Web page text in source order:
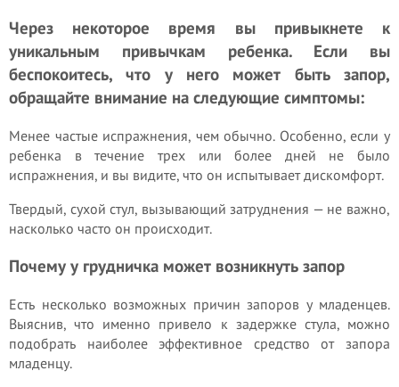
Через некоторое время вы привыкнете к
уникальным привычкам ребенка. Если вы
беспокоитесь, что у него может быть запор,
обращайте внимание на следующие симптомы:
Менее частые испражнения, чем обычно. Особенно, если у
ребенка в течение трех или более дней не было
испражнения, и вы видите, что он испытывает дискомфорт.
Твердый, сухой стул, вызывающий затруднения — не важно,
насколько часто он происходит.
Почему у грудничка может возникнуть запор
Есть несколько возможных причин запоров у младенцев.
Выяснив, что именно привело к задержке стула, можно
подобрать наиболее эффективное средство от запора
младенцу.